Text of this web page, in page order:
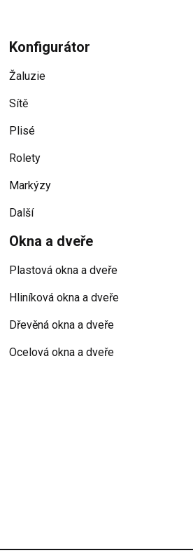
Konfigurátor
Žaluzie
Sítě
Plisé
Rolety
Markýzy
Další
Okna a dveře
Plastová okna a dveře
Hliníková okna a dveře
Dřevěná okna a dveře
Ocelová okna a dveře